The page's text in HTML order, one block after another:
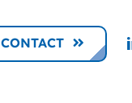
CONTACT